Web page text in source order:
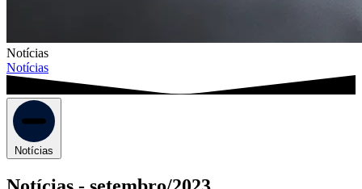
Notícias
Notícias
Notícias